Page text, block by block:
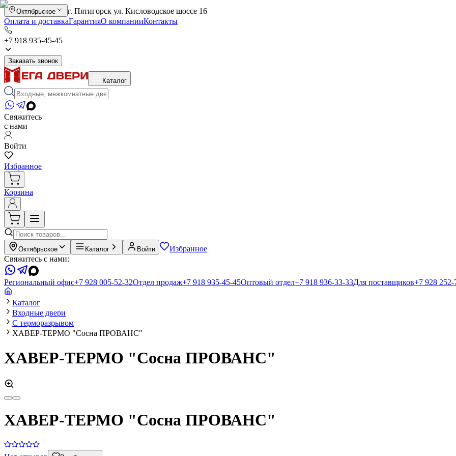
Октябрьское
г. Пятигорск ул. Кисловодское шоссе 16
Оплата и доставкаГарантияО компанииКонтакты
+7 918 935-45-45
Заказать звонок
Каталог
Свяжитесь
с нами
Войти
Избранное
Корзина
Октябрьское Каталог Войти
Избранное
Свяжитесь с нами:
Региональный офис+7 928 005-52-32Отдел продаж+7 918 935-45-45Оптовый отдел+7 918 936-33-33Для поставщиков+7 928 252-
Каталог
Входные двери
С терморазрывом
ХАВЕР-ТЕРМО "Сосна ПРОВАНС"
ХАВЕР-ТЕРМО "Сосна ПРОВАНС"
ХАВЕР-ТЕРМО "Сосна ПРОВАНС"